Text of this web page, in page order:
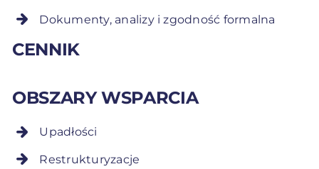
Dokumenty, analizy i zgodność formalna
CENNIK
OBSZARY WSPARCIA
Upadłości
Restrukturyzacje